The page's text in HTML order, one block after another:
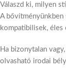
Válaszd ki, milyen
A
kompatibilisek, éles
Ha bizonytalan
olvasható irodai